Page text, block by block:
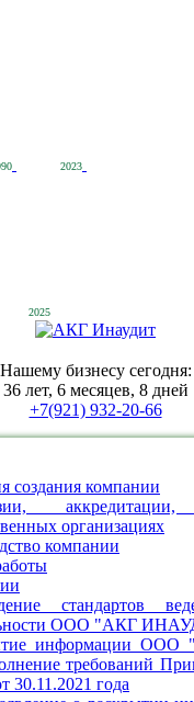
2023
2025
Нашему бизнесу сегодня:
36 лет, 6 месяцев, 8 дней
+7(921) 932-20-66
создания компании
организациях
компании
стандартов
ООО "АКГ
информации
требований
30.11.2021 года